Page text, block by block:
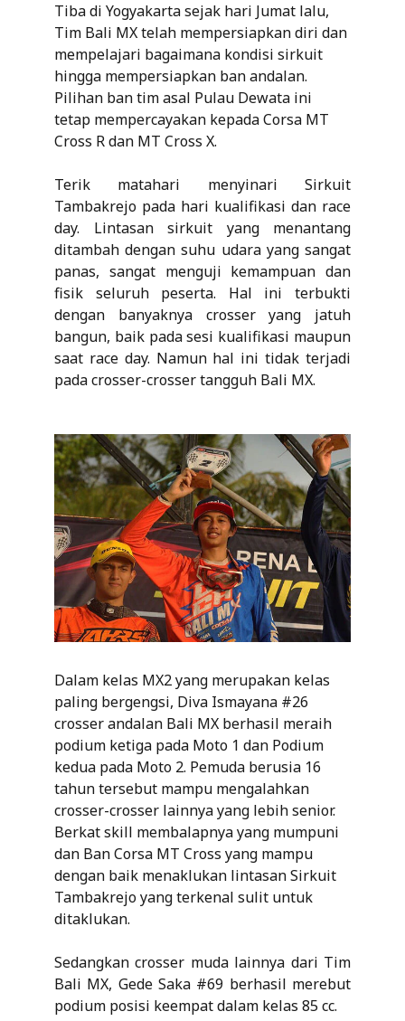
Tiba di Yogyakarta sejak hari Jumat lalu,
Tim Bali MX telah mempersiapkan diri dan
mempelajari bagaimana kondisi sirkuit
hingga mempersiapkan ban andalan.
Pilihan ban tim asal Pulau Dewata ini
tetap mempercayakan kepada Corsa MT
Cross R dan MT Cross X.
Terik matahari menyinari Sirkuit
Tambakrejo pada hari kualifikasi dan race
day. Lintasan sirkuit yang menantang
ditambah dengan suhu udara yang sangat
panas, sangat menguji kemampuan dan
fisik seluruh peserta. Hal ini terbukti
dengan banyaknya crosser yang jatuh
bangun, baik pada sesi kualifikasi maupun
saat race day. Namun hal ini tidak terjadi
pada crosser-crosser tangguh Bali MX.
Dalam kelas MX2 yang merupakan kelas
paling bergengsi, Diva Ismayana #26
crosser andalan Bali MX berhasil meraih
podium ketiga pada Moto 1 dan Podium
kedua pada Moto 2. Pemuda berusia 16
tahun tersebut mampu mengalahkan
crosser-crosser lainnya yang lebih senior.
Berkat skill membalapnya yang mumpuni
dan Ban Corsa MT Cross yang mampu
dengan baik menaklukan lintasan Sirkuit
Tambakrejo yang terkenal sulit untuk
ditaklukan.
Sedangkan crosser muda lainnya dari Tim
Bali MX, Gede Saka #69 berhasil merebut
podium posisi keempat dalam kelas 85 cc.